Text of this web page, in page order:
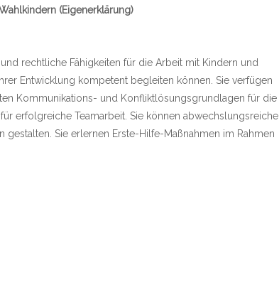
(Eigenerklärung)
rechtliche Fähigkeiten für die Arbeit mit Kindern und
Entwicklung kompetent begleiten können. Sie verfügen
Kommunikations- und Konfliktlösungsgrundlagen für die
erfolgreiche Teamarbeit. Sie können abwechslungsreiche,
Sie erlernen Erste-Hilfe-Maßnahmen im Rahmen